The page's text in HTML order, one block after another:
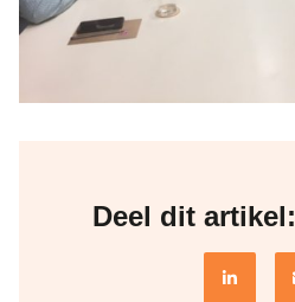
Deel dit artikel: